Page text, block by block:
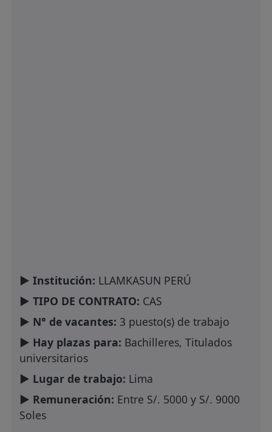
► Institución: LLAMKASUN PERÚ
► TIPO DE CONTRATO: CAS
► N° de vacantes: 3 puesto(s) de trabajo
► Hay plazas para: Bachilleres, Titulados
universitarios
► Lugar de trabajo: Lima
► Remuneración: Entre S/. 5000 y S/. 9000
Soles